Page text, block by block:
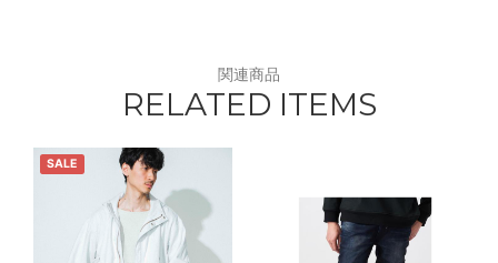
関連商品
RELATED ITEMS
SALE